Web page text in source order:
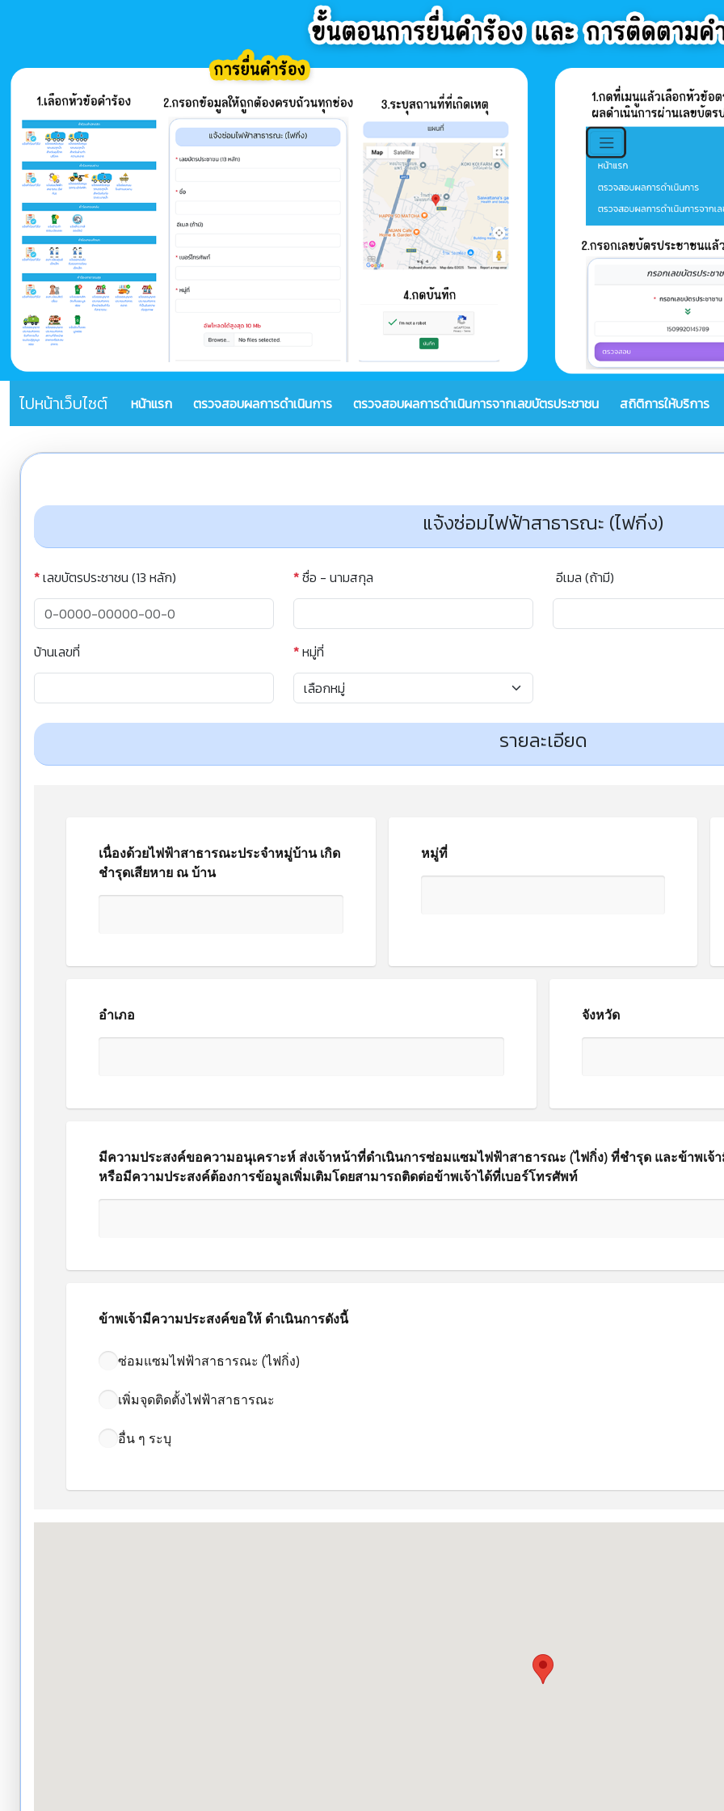
ไปหน้าเว็บไซต์ หน้าแรก ตรวจสอบผลการดำเนินการ ตรวจสอบผลการดำเนินการจากเลขบัตรประชาชน สถิติการให้บริการ
แจ้งซ่อมไฟฟ้าสาธารณะ (ไฟกิ่ง)
*เลขบัตรประชาชน (13 หลัก) *ชื่อ - นามสกุล อีเมล (ถ้ามี)
บ้านเลขที่ *หมู่ที่
รายละเอียด
เนื่องด้วยไฟฟ้าสาธารณะประจำหมู่บ้าน เกิด
ชำรุดเสียหาย ณ บ้าน
หมู่ที่
อำเภอ จังหวัด
มีความประสงค์ขอความอนุเคราะห์ ส่งเจ้าหน้าที่ดำเนินการซ่อมแซมไฟฟ้าสาธารณะ (ไฟกิ่ง) ที่ชำรุด และข้าพเ
หรือมีความประสงค์ต้องการข้อมูลเพิ่มเติมโดยสามารถติดต่อข้าพเจ้าได้ที่เบอร์โทรศัพท์
ข้าพเจ้ามีความประสงค์ขอให้ ดำเนินการดังนี้
ซ่อมแซมไฟฟ้าสาธารณะ (ไฟกิ่ง)
เพิ่มจุดติดตั้งไฟฟ้าสาธารณะ
อื่น ๆ ระบุ